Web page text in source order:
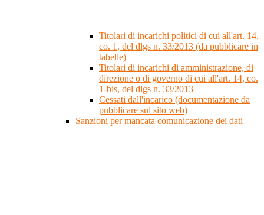
Titolari di incarichi politici di cui all'art. 14,
co. 1, del dlgs n. 33/2013 (da pubblicare in
tabelle)
Titolari di incarichi di amministrazione, di
direzione o di governo di cui all'art. 14, co.
1-bis, del dlgs n. 33/2013
Cessati dall'incarico (documentazione da
pubblicare sul sito web)
Sanzioni per mancata comunicazione dei dati